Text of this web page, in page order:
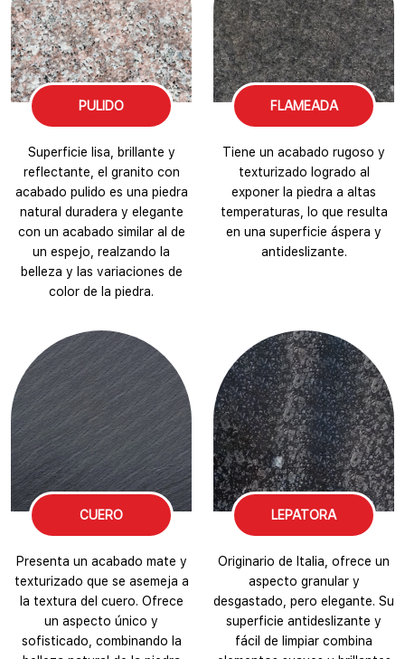
PULIDO
Superficie lisa, brillante y
reflectante, el granito con
acabado pulido es una piedra
natural duradera y elegante
con un acabado similar al de
un espejo, realzando la
belleza y las variaciones de
color de la piedra.
FLAMEADA
Tiene un acabado rugoso y
texturizado logrado al
exponer la piedra a altas
temperaturas, lo que resulta
en una superficie áspera y
antideslizante.
CUERO
Presenta un acabado mate y
texturizado que se asemeja a
la textura del cuero. Ofrece
un aspecto único y
sofisticado, combinando la
LEPATORA
Originario de Italia, ofrece un
aspecto granular y
desgastado, pero elegante. Su
superficie antideslizante y
fácil de limpiar combina